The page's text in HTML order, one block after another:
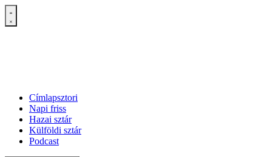
Címlapsztori
Napi friss
Hazai sztár
Külföldi sztár
Podcast